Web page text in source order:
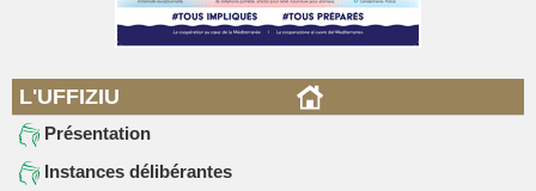
L'UFFIZIU
Présentation
Instances délibérantes